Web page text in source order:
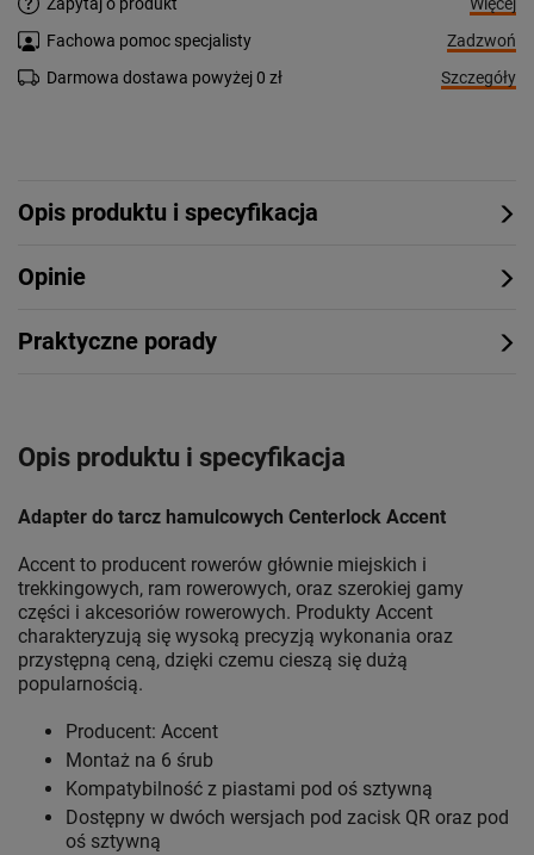
Fachowa pomoc specjalisty
Zadzwoń
Darmowa dostawa powyżej 0 zł
Szczegóły
Opis produktu i specyfikacja
Opinie
Praktyczne porady
Opis produktu i specyfikacja
Adapter do tarcz hamulcowych Centerlock Accent
Accent to producent rowerów głównie miejskich i
trekkingowych, ram rowerowych, oraz szerokiej gamy
części i akcesoriów rowerowych. Produkty Accent
charakteryzują się wysoką precyzją wykonania oraz
przystępną ceną, dzięki czemu cieszą się dużą
popularnością.
Producent: Accent
Montaż na 6 śrub
Kompatybilność z piastami pod oś sztywną
Dostępny w dwóch wersjach pod zacisk QR oraz pod
oś sztywną